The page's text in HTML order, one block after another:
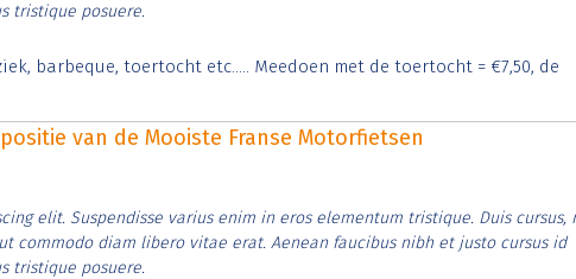
tristique posuere.
barbeque, toertocht etc..... Meedoen met de toertocht = €7,50, de
van de Mooiste Franse Motorfietsen
elit. Suspendisse varius enim in eros elementum tristique. Duis cursus,
commodo diam libero vitae erat. Aenean faucibus nibh et justo cursus id
tristique posuere.